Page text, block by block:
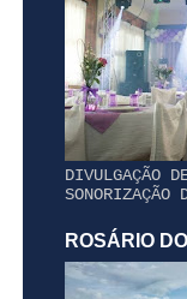
DIVULGAÇÃO
ROSÁRIO